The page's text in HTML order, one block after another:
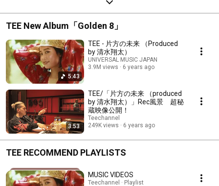
TEE New Album「Golden 8」
5:43
TEE - 片方の未来 （Produced
by 清水翔太）
UNIVERSAL MUSIC JAPAN
3.9M views
6 years ago
3:53
TEE/「片方の未来 （produced
by 清水翔太）」Rec風景 超秘
蔵映像公開！
Teechannel
249K views
6 years ago
TEE RECOMMEND PLAYLISTS
MUSIC VIDEOS
Teechannel · Playlist